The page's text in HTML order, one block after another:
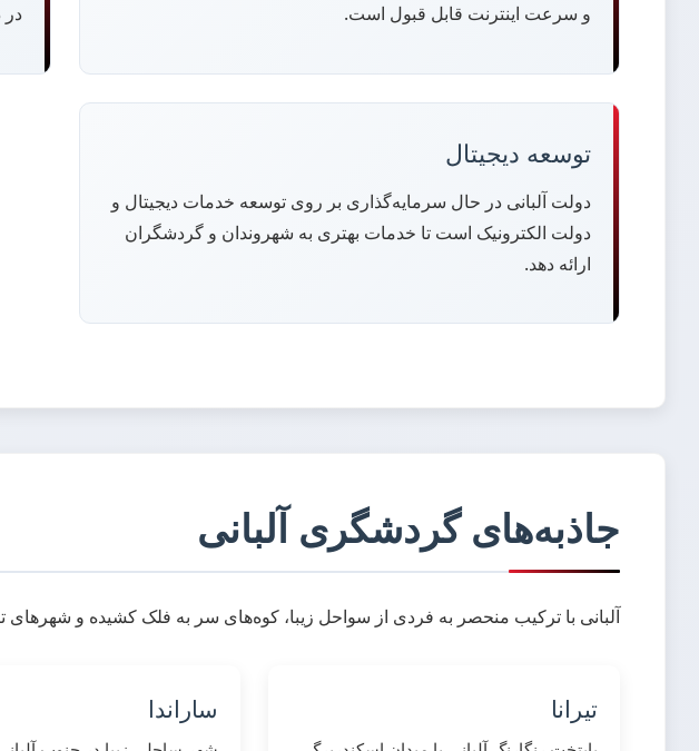
و سرعت اینترنت قابل قبول است.
توسعه دیجیتال
دولت آلبانی در حال سرمایه‌گذاری بر روی توسعه خدمات دیجیتال و
دولت الکترونیک است تا خدمات بهتری به شهروندان و گردشگران
ارائه دهد.
جاذبه‌های گردشگری آلبانی
آلبانی با ترکیب منحصر به فردی از سواحل زیبا، کوه‌های سر به فلک کشیده و شهرهای
تیرانا ساراندا